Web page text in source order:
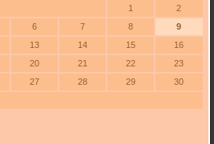
1
2
6 7 8
9
13 14 15
16
20 21 22
23
27 28 29
30